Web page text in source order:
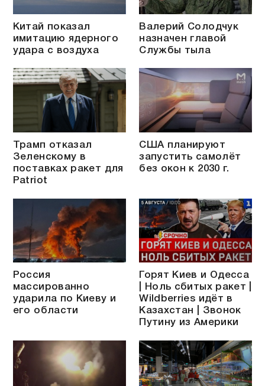
Китай показал
имитацию ядерного
удара с воздуха
Валерий Солодчук
назначен главой
Службы тыла
Трамп отказал
Зеленскому в
поставках ракет для
Patriot
США планируют
запустить самолёт
без окон к 2030 г.
Россия
массированно
ударила по Киеву и
его области
Горят Киев и Одесса
| Ноль сбитых ракет |
Wildberries идёт в
Казахстан | Звонок
Путину из Америки